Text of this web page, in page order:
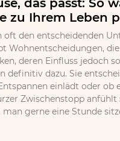
das passt: So
zu Ihrem Leben
oft den entscheidenden
Wohnentscheidungen,
deren Einfluss jedoch
definitiv dazu. Sie
einlädt oder ob
Zwischenstopp
gerne eine Stunde